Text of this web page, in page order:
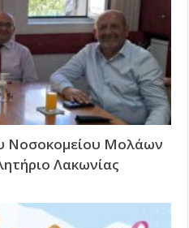
Νοσοκομείου Μολάων
Λακωνίας